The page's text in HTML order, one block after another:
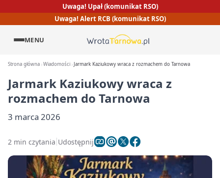
Uwaga! Upał (komunikat RSO)
Uwaga! Alert RCB (komunikat RSO)
MENU
Strona główna Wiadomości Jarmark Kaziukowy wraca z rozmachem do Tarnowa
Jarmark Kaziukowy wraca z
rozmachem do Tarnowa
3 marca 2026
2 min czytania Udostępnij